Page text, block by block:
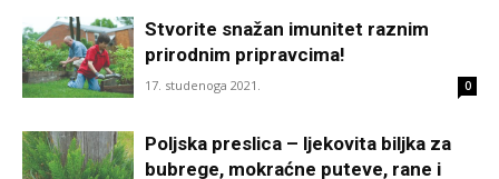
Stvorite snažan imunitet raznim
prirodnim pripravcima!
17. studenoga 2021. 0
Poljska preslica – ljekovita biljka za
bubrege, mokraćne puteve, rane i